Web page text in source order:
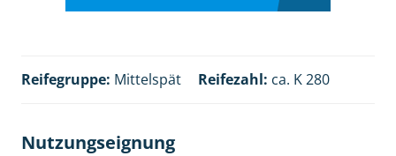
Reifegruppe: Mittelspät Reifezahl: ca. K 280
Nutzungseignung